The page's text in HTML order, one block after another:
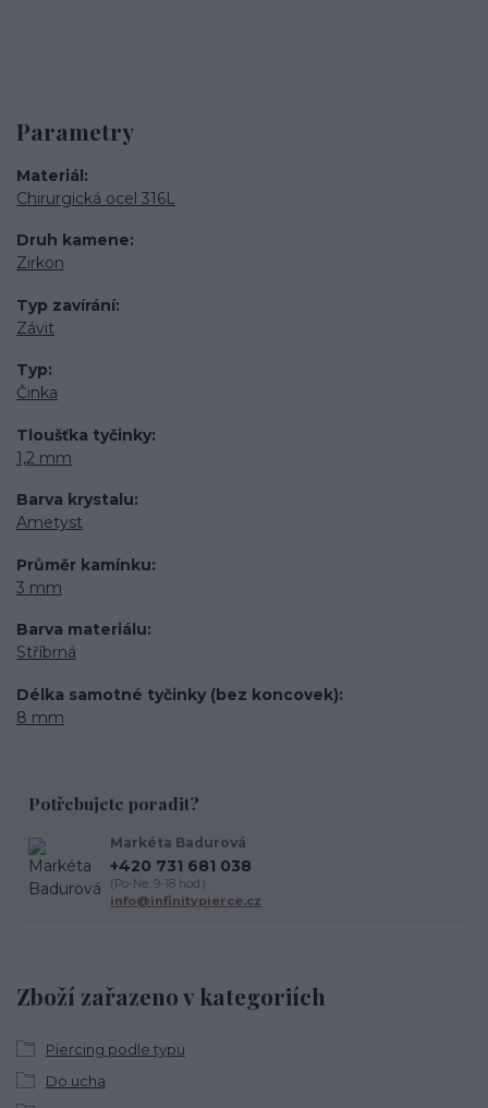
Parametry
Materiál
Chirurgická ocel 316L
Druh kamene
Zirkon
Typ zavírání
Závit
Typ
Činka
Tloušťka tyčinky
1,2 mm
Barva krystalu
Ametyst
Průměr kamínku
3 mm
Barva materiálu
Stříbrná
Délka samotné tyčinky (bez koncovek)
8 mm
Zboží zařazeno v kategoriích
Piercing podle typu
Do ucha
Potřebujete poradit?
Markéta Badurová
+420 731 681 038
(Po-Ne, 9-18 hod.)
info@infinitypierce.cz